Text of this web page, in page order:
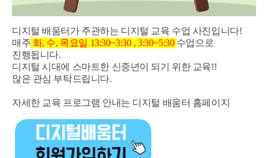
디지털 배움터가 주관하는 디지털 교육 수업 사진입니다!
매주 화, 수, 목요일 13:30~3:30 , 3:30~5:30 수업으로
진행됩니다.
디지털 시대에 스마트한 신중년이 되기 위한 교육!!
많은 관심 부탁드립니다.
자세한 교육 프로그램 안내는 디지털 배움터 홈페이지